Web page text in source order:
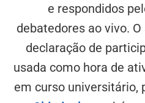
e respondidos
debatedores ao vivo.
declaração de
usada como hora de
em curso universitário,